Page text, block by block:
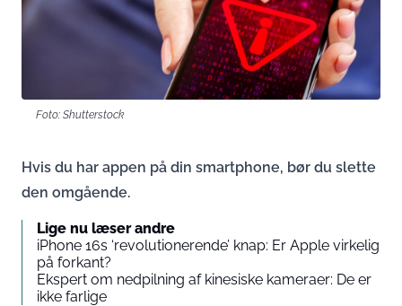
Foto: Shutterstock
Hvis du har appen på din smartphone, bør du slette
den omgående.
Lige nu læser andre
iPhone 16s ‘revolutionerende’ knap: Er Apple virkelig
på forkant?
Ekspert om nedpilning af kinesiske kameraer: De er
ikke farlige